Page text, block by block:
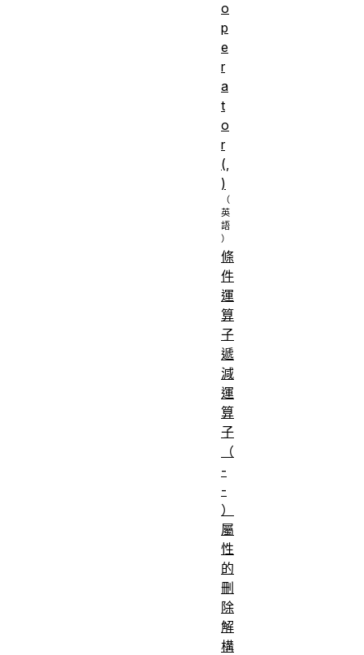
o
p
e
r
a
t
o
r
(,
)
條
件
運
算
子
遞
減
運
算
子
（
-
-
）
屬
性
的
刪
除
解
構